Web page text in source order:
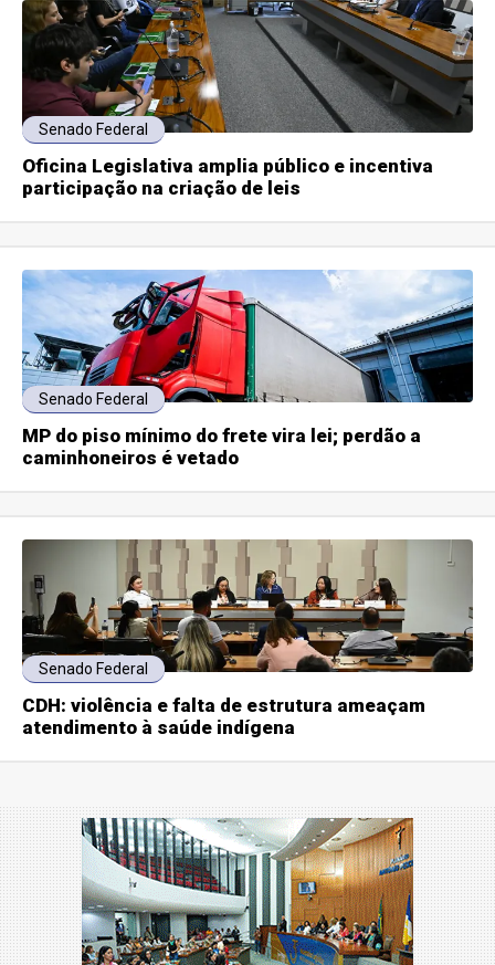
Senado Federal
Oficina Legislativa amplia público e incentiva
participação na criação de leis
Senado Federal
MP do piso mínimo do frete vira lei; perdão a
caminhoneiros é vetado
Senado Federal
CDH: violência e falta de estrutura ameaçam
atendimento à saúde indígena